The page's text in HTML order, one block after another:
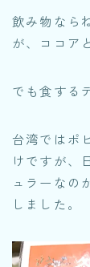
飲み物なら
が、ココア
でも食する
台湾ではポ
けですが、
ュラーなの
しました。